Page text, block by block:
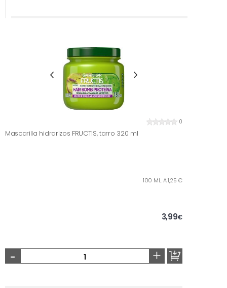
0
Mascarilla hidrarizos FRUCTIS, tarro 320 ml
100 ML. A 1,25 €
3,99€
- +